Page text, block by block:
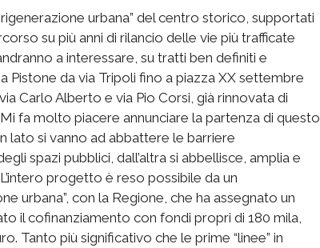
urbana” del centro storico, supportati
su più anni di rilancio delle vie più trafficate
a interessare, su tratti ben definiti e
Pistone da via Tripoli fino a piazza XX settembre
Carlo Alberto e via Pio Corsi, già rinnovata di
fa molto piacere annunciare la partenza di questo
lato si vanno ad abbattere le barriere
spazi pubblici, dall’altra si abbellisce, amplia e
progetto è reso possibile da un
urbana”, con la Regione, che ha assegnato un
il cofinanziamento con fondi propri di 180 mila,
Tanto più significativo che le prime “linee” in